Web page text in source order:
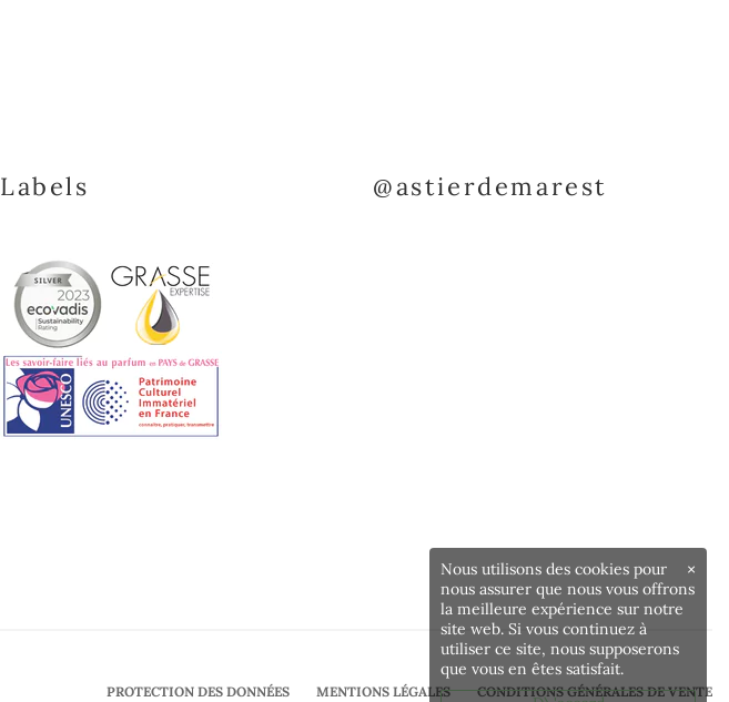
Labels @astierdemarest
PROTECTION DES DONNÉES MENTIONS LÉGALES CONDITIONS GÉNÉRALES DE VENTE
×
Nous utilisons des cookies pour
nous assurer que nous vous offrons
la meilleure expérience sur notre
site web. Si vous continuez à
utiliser ce site, nous supposerons
que vous en êtes satisfait.